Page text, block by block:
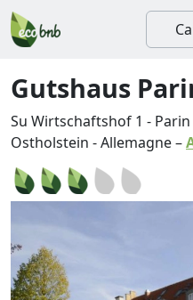
Gutshaus
Su Wirtschaftshof 1 - Parin
Ostholstein -Allemagne–